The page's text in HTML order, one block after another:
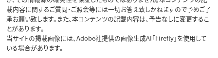
載内容に関するご質問・ご照会等には一切お答え致しかねますので予めご了
承お願い致します。また、本コンテンツの記載内容は、予告なしに変更するこ
とがあります。
当サイトの掲載画像には、Adobe社提供の画像生成AI「Firefly」を使用して
いる場合があります。